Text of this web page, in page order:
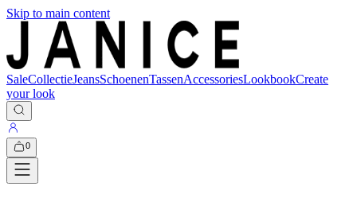
Skip to main content
SaleCollectieJeansSchoenenTassenAccessoriesLookbookCreate
your look
0